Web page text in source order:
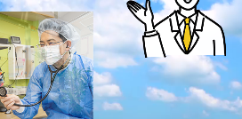
今すぐ診断！喘息セルフチェック
専門医が教える喘息Ｑ＆Ａ
病気について